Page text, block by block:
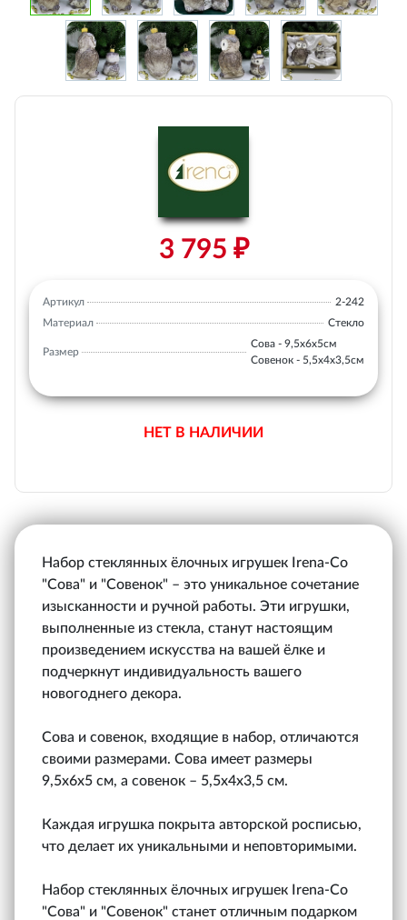
3 795 ₽
Артикул
2-242
Материал
Стекло
Размер
Сова - 9,5х6х5см
Совенок - 5,5х4х3,5см
НЕТ В НАЛИЧИИ
Набор стеклянных ёлочных игрушек Irena-Co
"Сова" и "Совенок" – это уникальное сочетание
изысканности и ручной работы. Эти игрушки,
выполненные из стекла, станут настоящим
произведением искусства на вашей ёлке и
подчеркнут индивидуальность вашего
новогоднего декора.
Сова и совенок, входящие в набор, отличаются
своими размерами. Сова имеет размеры
9,5х6х5 см, а совенок – 5,5х4х3,5 см.
Каждая игрушка покрыта авторской росписью,
что делает их уникальными и неповторимыми.
Набор стеклянных ёлочных игрушек Irena-Co
"Сова" и "Совенок" станет отличным подарком